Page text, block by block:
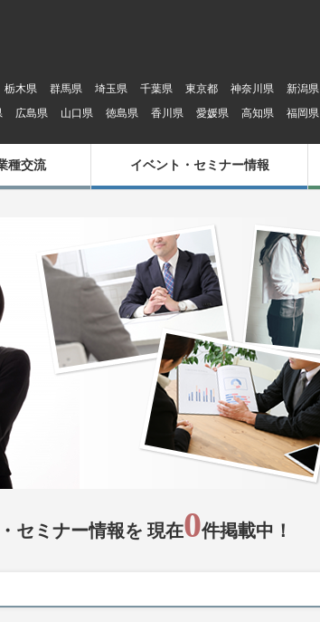
栃木県 群馬県 埼玉県 千葉県 東京都 神奈川県 新潟県
広島県 山口県 徳島県 香川県 愛媛県 高知県 福岡県
種交流 イベント・セミナー情報
セミナー情報を 現在0件掲載中！